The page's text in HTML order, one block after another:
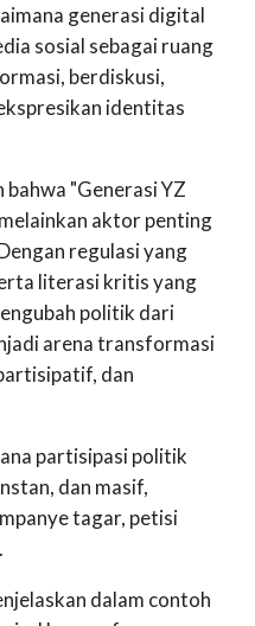
generasi digital
sosial sebagai ruang
berdiskusi,
identitas
bahwa "Generasi YZ
aktor penting
regulasi yang
literasi kritis yang
politik dari
arena transformasi
dan
partisipasi politik
dan masif,
tagar, petisi
dalam contoh